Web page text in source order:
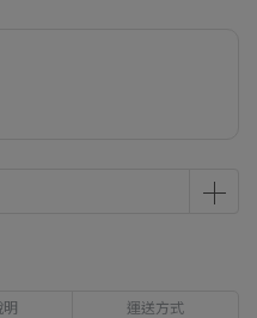
運送方式